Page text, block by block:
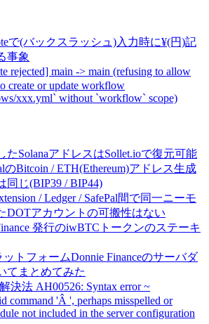
で(バックスラッシュ)入力時に¥(円)記
事象
rejected] main -> main (refusing to allow
create or update workflow
xxx.yml` without `workflow` scope)
たSolanaアドレスはSollet.ioで復元可能
のBitcoin / ETH(Ethereum)アドレス生成
同じ(BIP39 / BIP44)
/ Ledger / SafePal間で同一ニーモ
DOTアカウントの可搬性はない
発行のiwBTCトークンのステーキ
ットフォームDonnie Financeのサーバダ
てまとめてみた
決法 AH00526: Syntax error ~
command 'Â ', perhaps misspelled or
not included in the server configuration